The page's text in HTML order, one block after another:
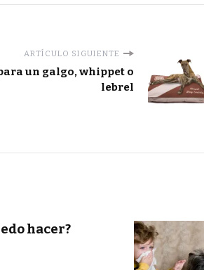
ARTÍCULO SIGUIENTE
un galgo, whippet o
lebrel
hacer?